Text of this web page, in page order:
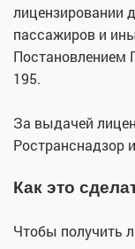
лицензировании
пассажиров и
Постановлением
195.
За выдачей
Ространснадзор
Как это
Чтобы получить